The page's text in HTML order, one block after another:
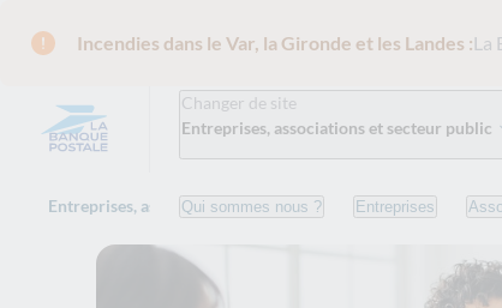
Incendies dans le Var, la Gironde et les Landes :La
Changer de site
Entreprises, associations et secteur public
Qui sommes nous ? Entreprises
Entreprises, associations et secteur public Gestion au